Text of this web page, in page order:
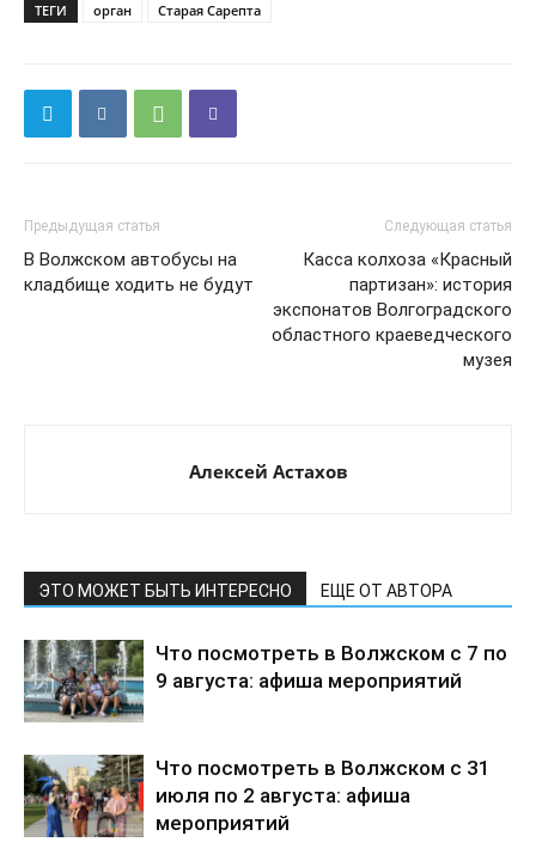
ТЕГИ орган Старая Сарепта
Предыдущая статья
В Волжском автобусы на
кладбище ходить не будут
Следующая статья
Касса колхоза «Красный
партизан»: история
экспонатов Волгоградского
областного краеведческого
музея
Алексей Астахов
ЭТО МОЖЕТ БЫТЬ ИНТЕРЕСНО ЕЩЕ ОТ АВТОРА
Что посмотреть в Волжском с 7 по
9 августа: афиша мероприятий
Что посмотреть в Волжском с 31
июля по 2 августа: афиша
мероприятий